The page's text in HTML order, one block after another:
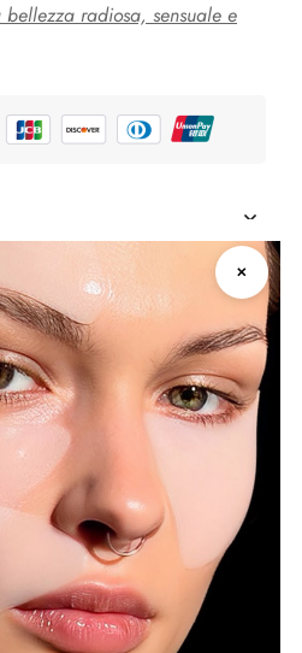
bellezza radiosa, sensuale e
✕